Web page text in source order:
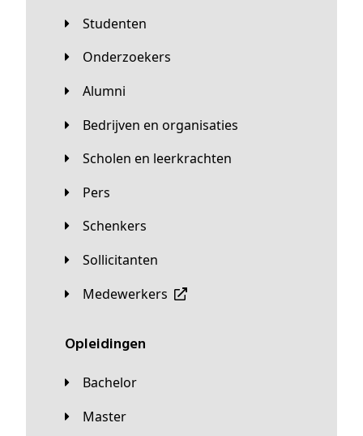
Studenten
Onderzoekers
Alumni
Bedrijven en organisaties
Scholen en leerkrachten
Pers
Schenkers
Sollicitanten
Medewerkers
Opleidingen
Bachelor
Master